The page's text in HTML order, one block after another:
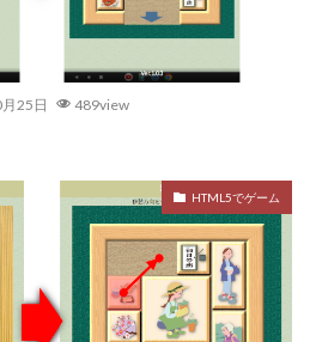
25日 489view
HTML5でゲーム